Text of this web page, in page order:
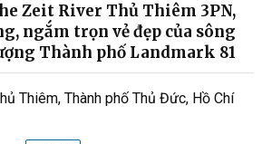
Zeit River Thủ Thiêm 3PN,
ngắm trọn vẻ đẹp của sông
Thành phố Landmark 81
Thiêm, Thành phố Thủ Đức, Hồ Chí